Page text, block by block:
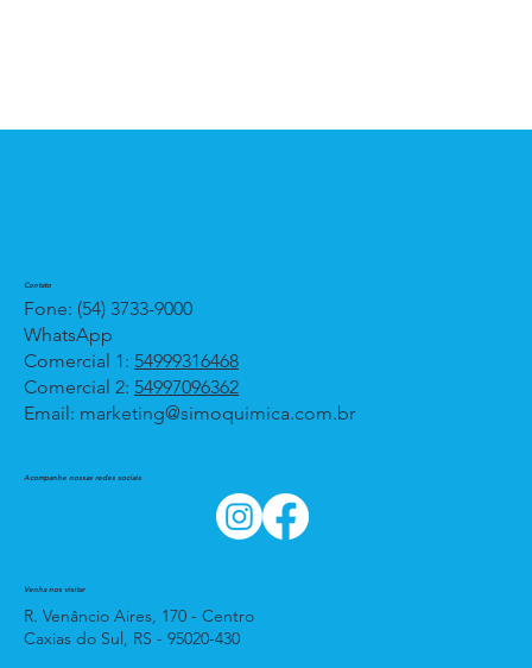
Venha nos visitar
R. Venâncio Aires, 170 - Centro
Caxias do Sul, RS - 95020-430
Acompanhe nossas redes sociais
Contato
Fone: (54) 3733-9000
WhatsApp
Comercial 1: 54999316468
Comercial 2: 54997096362
Email: marketing@simoquimica.com.br